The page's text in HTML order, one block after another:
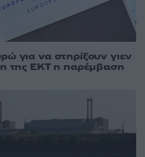
για να στηρίξουν γιεν
της ΕΚΤ η παρέμβαση